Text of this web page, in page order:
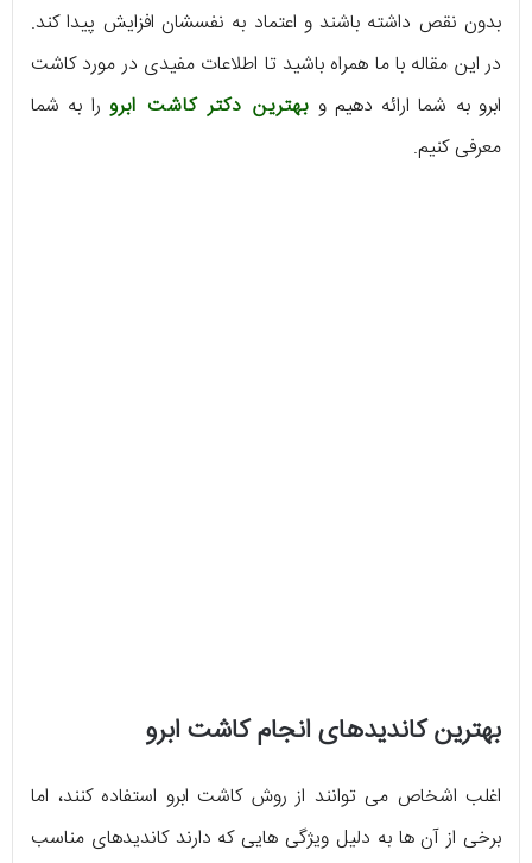
بدون نقص داشته باشند و اعتماد به نفسشان افزایش پیدا کند.
در این مقاله با ما همراه باشید تا اطلاعات مفیدی در مورد کاشت
ابرو به شما ارائه دهیم و بهترین دکتر کاشت ابرو را به شما
معرفی کنیم.
بهترین کاندیدهای انجام کاشت ابرو
اغلب اشخاص می توانند از روش کاشت ابرو استفاده کنند، اما
برخی از آن ها به دلیل ویژگی هایی که دارند کاندیدهای مناسب